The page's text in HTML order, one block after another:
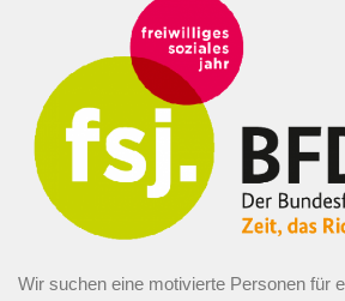
Wir suchen eine motivierte Personen für